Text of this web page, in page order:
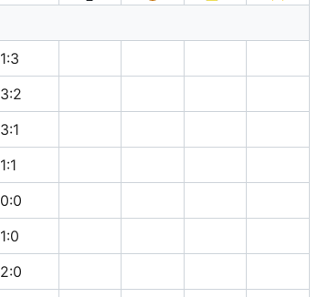
1:3
3:2
3:1
1:1
0:0
1:0
2:0